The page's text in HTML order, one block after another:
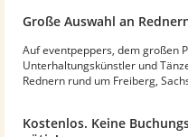
Große Auswahl an
Auf eventpeppers, dem großen
Unterhaltungskünstler und
Rednern rund um Freiberg,
Kostenlos. Keine